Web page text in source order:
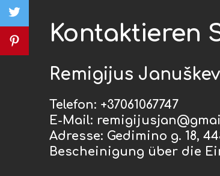
Kontaktieren
Remigijus
Telefon: +37061067747
E-Mail:
Adresse: Gedimino g. 18,
Bescheinigung über die